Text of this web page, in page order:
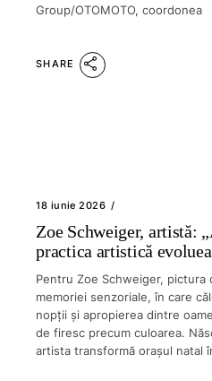
Group/OTOMOTO, coordonea
SHARE
18 iunie 2026
Zoe Schweiger, artistă:
practica artistică
Pentru Zoe Schweiger, pictura
memoriei senzoriale, în care
nopții și apropierea dintre
de firesc precum culoarea.
artista transformă orașul natal